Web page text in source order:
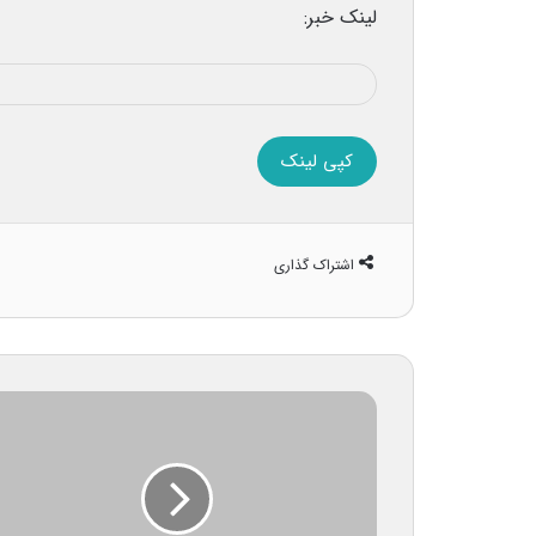
لینک خبر:
کپی لینک
اشتراک گذاری